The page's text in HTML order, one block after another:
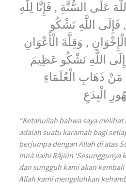
عَلَى السُّنَّةِ , فَإِنَّا لِلَّهِ
فَإِلَى اللَّهِ نَشْكُو
, وَقِلَّةَ الْأَعْوَانِ
اللَّهِ نَشْكُو عَظِيمَ
مَنْ ذَهَابِ الْعُلَمَاءِ
الْبِدَعِ
“Ketahuilah bahwa saya
adalah suatu karamah bagi
berjumpa dengan Allah di atas
Innâ Ilaihi Râjiûn ‘Sesunggunya
dan sungguh kami akan kembali
Allah kami mengeluhkan